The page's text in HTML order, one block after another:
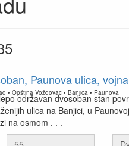
Paunova ulica,
• Opština Voždovac • Banjica • Paunova
održavan dvosoban stan
ulica na Banjici, u
na osmom . . .